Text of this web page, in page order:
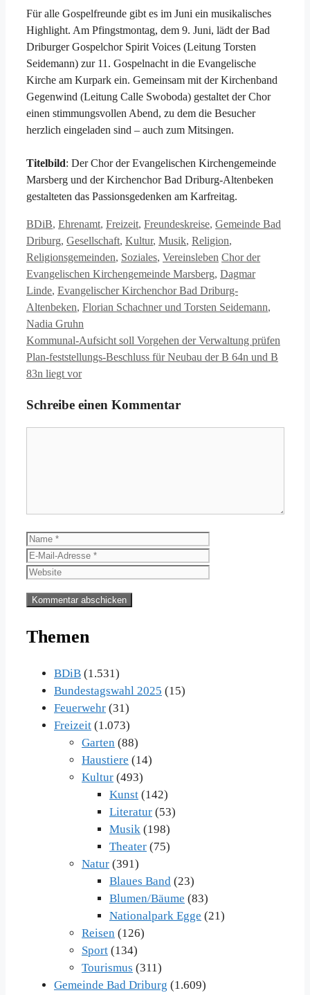
Für alle Gospelfreunde gibt es im Juni ein musikalisches
Highlight. Am Pfingstmontag, dem 9. Juni, lädt der Bad
Driburger Gospelchor Spirit Voices (Leitung Torsten
Seidemann) zur 11. Gospelnacht in die Evangelische
Kirche am Kurpark ein. Gemeinsam mit der Kirchenband
Gegenwind (Leitung Calle Swoboda) gestaltet der Chor
einen stimmungsvollen Abend, zu dem die Besucher
herzlich eingeladen sind – auch zum Mitsingen.
Titelbild: Der Chor der Evangelischen Kirchengemeinde
Marsberg und der Kirchenchor Bad Driburg-Altenbeken
gestalteten das Passionsgedenken am Karfreitag.
Kategorien
BDiB, Ehrenamt, Freizeit, Freundeskreise, Gemeinde Bad
Driburg, Gesellschaft, Kultur, Musik, Religion,
Religionsgemeinden, Soziales, Vereinsleben Schlagwörter
Chor der
Evangelischen Kirchengemeinde Marsberg, Dagmar
Linde, Evangelischer Kirchenchor Bad Driburg-
Altenbeken, Florian Schachner und Torsten Seidemann,
Nadia Gruhn
Kommunal-Aufsicht soll Vorgehen der Verwaltung prüfen
Plan-feststellungs-Beschluss für Neubau der B 64n und B
83n liegt vor
Schreibe einen Kommentar
Name
Themen
BDiB (1.531)
Bundestagswahl 2025 (15)
Feuerwehr (31)
Freizeit (1.073)
Garten (88)
Haustiere (14)
Kultur (493)
Kunst (142)
Literatur (53)
Musik (198)
Theater (75)
Natur (391)
Blaues Band (23)
Blumen/Bäume (83)
Nationalpark Egge (21)
Reisen (126)
Sport (134)
Tourismus (311)
Gemeinde Bad Driburg (1.609)